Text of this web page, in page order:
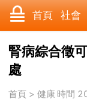
首頁 社會
數碼 汽車
腎病綜合徵
處
首頁 > 健康 時間